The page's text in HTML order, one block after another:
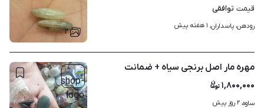
۲
قیمت توافقی
رودهن، پاسداران، ۱ هفته پیش
مهره مار اصل برنجی سیاه + ضمانت
۱,۸۰۰,۰۰۰
ساوه، ۲ روز پیش